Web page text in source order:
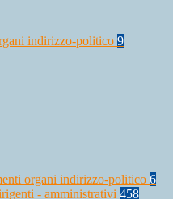
indirizzo-politico 9
organi indirizzo-politico 6
- amministrativi 458